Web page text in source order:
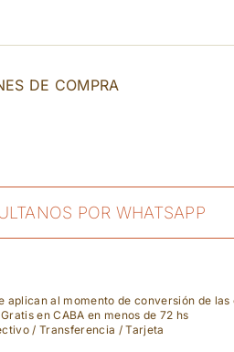
DE COMPRA
POR WHATSAPP
aplican al momento de conversión de
en CABA en menos de 72 hs
/ Transferencia / Tarjeta